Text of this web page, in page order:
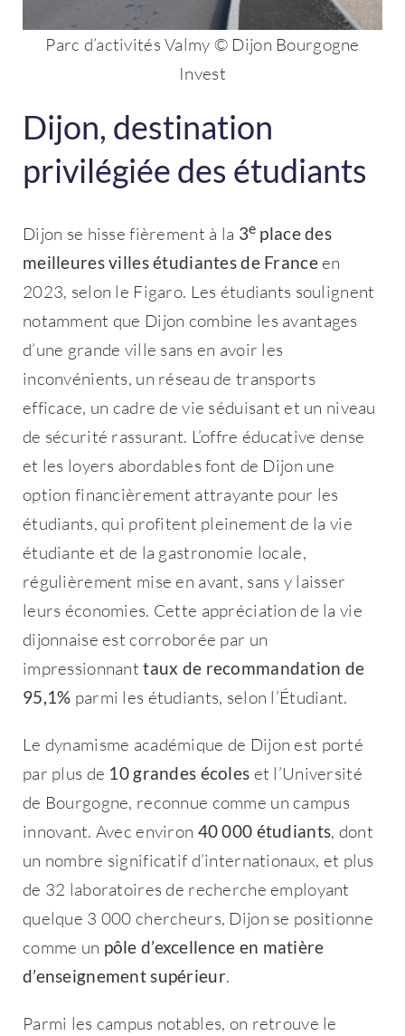
Parc d’activités Valmy © Dijon Bourgogne
Invest
Dijon, destination
privilégiée des étudiants
Dijon se hisse fièrement à la 3e place des
meilleures villes étudiantes de Franceen
2023, selon le Figaro. Les étudiants soulignent
notamment que Dijon combine les avantages
d’une grande ville sans en avoir les
inconvénients, un réseau de transports
efficace, un cadre de vie séduisant et un niveau
de sécurité rassurant. L’offre éducative dense
et les loyers abordables font de Dijon une
option financièrement attrayante pour les
étudiants, qui profitent pleinement de la vie
étudiante et de la gastronomie locale,
régulièrement mise en avant, sans y laisser
leurs économies. Cette appréciation de la vie
dijonnaise est corroborée par un
impressionnanttaux de recommandation de
95,1% parmi les étudiants, selon l’Étudiant.
Le dynamisme académique de Dijon est porté
par plus de 10 grandes écoles et l’Université
de Bourgogne, reconnue comme un campus
innovant. Avec environ 40 000 étudiants, dont
un nombre significatif d’internationaux, et plus
de 32 laboratoires de recherche employant
quelque 3 000 chercheurs, Dijon se positionne
comme un pôle d’excellence en matière
d’enseignement supérieur.
Parmi les campus notables, on retrouve le